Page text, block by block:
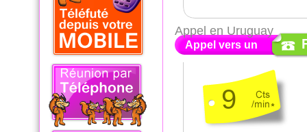
Appel vers un
Appel en Uruguay
9